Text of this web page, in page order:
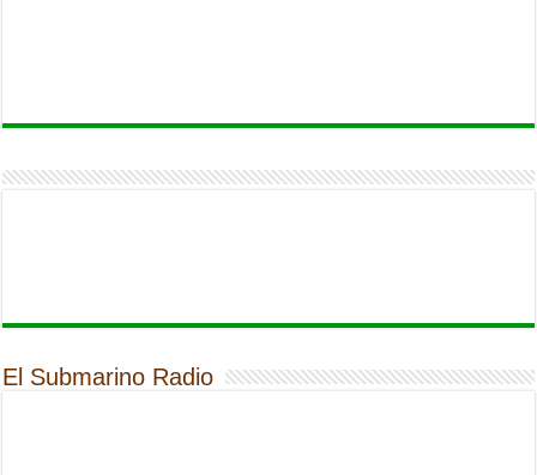
El Submarino Radio